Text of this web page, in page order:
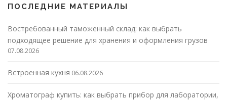
ПОСЛЕДНИЕ МАТЕРИАЛЫ
Востребованный таможенный склад: как выбрать
подходящее решение для хранения и оформления грузов
07.08.2026
Встроенная кухня 06.08.2026
Хроматограф купить: как выбрать прибор для лаборатории,